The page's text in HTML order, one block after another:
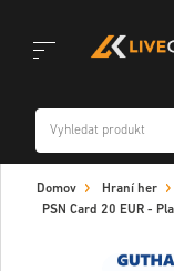
navigation
Domov Hraní her
PSN Card 20 EUR -